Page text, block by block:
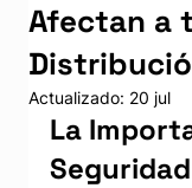
Afectan a
Actualizado: 20 jul
La